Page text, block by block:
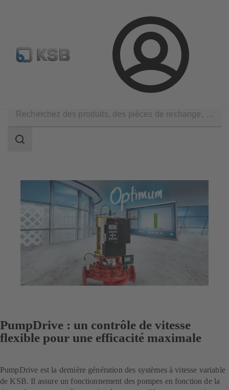
Connexion
Sélectionner pompes & vannes standards Configurer un
PumpDrive
Champ
PumpDrive : un contrôle de vitesse
flexible pour une efficacité maximale
PumpDrive est la dernière génération des systèmes à vitesse variable
de KSB. Il assure un fonctionnement des pompes en fonction de la